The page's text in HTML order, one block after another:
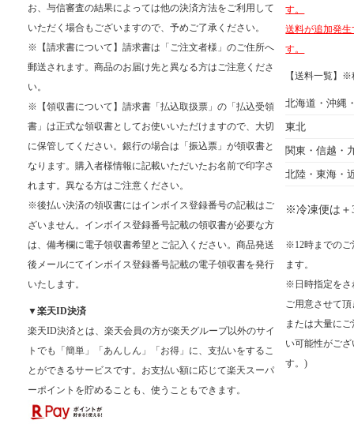
お、与信審査の結果によっては他の決済方法をご利用して
いただく場合もございますので、予めご了承ください。
※【請求書について】請求書は「ご注文者様」のご住所へ
郵送されます。商品のお届け先と異なる方はご注意くださ
い。
※【領収書について】請求書「払込取扱票」の「払込受領
書」は正式な領収書としてお使いいただけますので、大切
に保管してください。銀行の場合は「振込票」が領収書と
なります。購入者様情報に記載いただいたお名前で印字さ
れます。異なる方はご注意ください。
※後払い決済の領収書にはインボイス登録番号の記載はご
ざいません。インボイス登録番号記載の領収書が必要な方
は、備考欄に電子領収書希望とご記入ください。商品発送
後メールにてインボイス登録番号記載の電子領収書を発行
いたします。
▼楽天ID決済
楽天ID決済とは、楽天会員の方が楽天グループ以外のサイ
トでも「簡単」「あんしん」「お得」に、支払いをするこ
とができるサービスです。お支払い額に応じて楽天スーパ
ーポイントを貯めることも、使うこともできます。
す。
送料が追加発
す。
【送料一覧】
北海道・沖縄
東北
関東・信越・
北陸・東海・
※冷凍便は＋
※12時までのご
ます。
※日時指定をさ
ご用意させて
または大量に
い可能性がご
す。)